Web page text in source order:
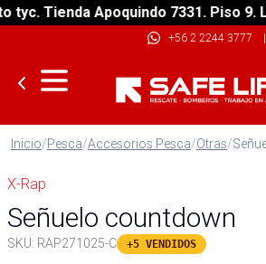
Tienda Apoquindo 7331. Piso 9.
+56 2 2244 3777 |
Inicio/Pesca/Accesorios Pesca/Otras/
X-Rap
Señuelo countdown
SKU: RAP271025-C +5 VENDIDOS